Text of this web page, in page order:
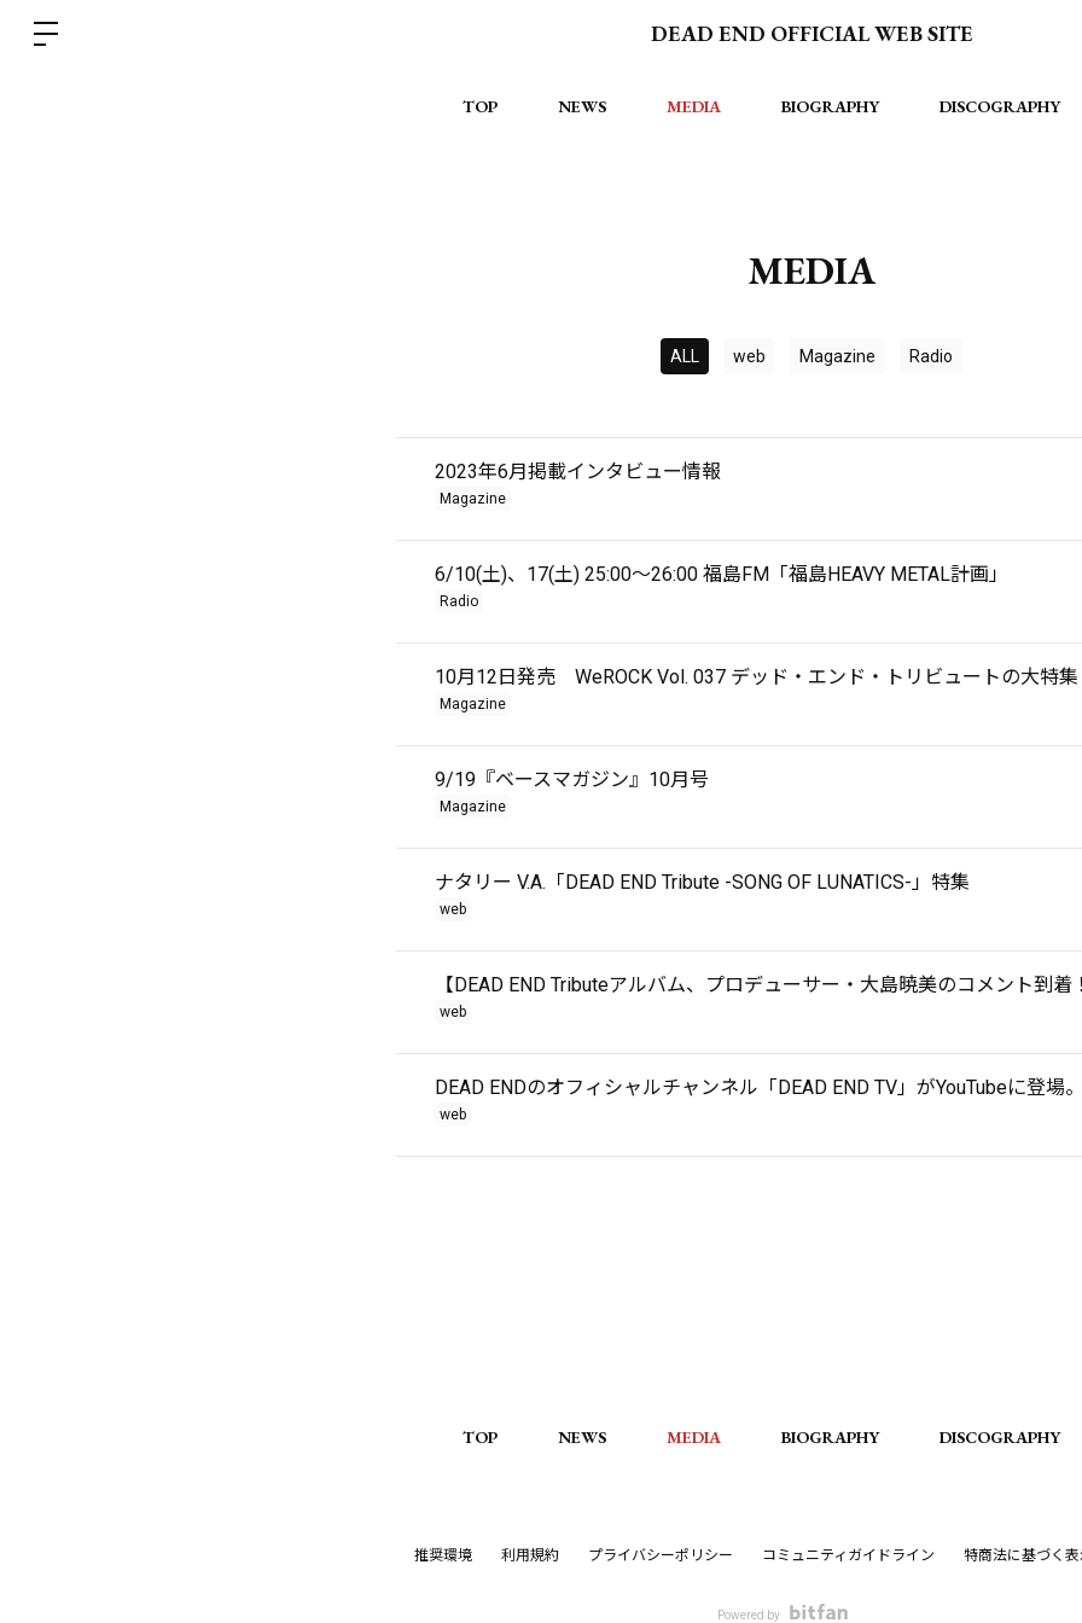
DEAD END OFFICIAL WEB SITE
TOP NEWS MEDIA BIOGRAPHY DISCOGRAPHY
MEDIA
ALL web Magazine Radio
2023年6月掲載インタビュー情報
Magazine
6/10(土)、17(土) 25:00～26:00 福島FM「福島HEAVY METAL計画」
Radio
10月12日発売 WeROCK Vol. 037 デッド・エンド・トリビュートの大特
Magazine
9/19『ベースマガジン』10月号
Magazine
ナタリー V.A.「DEAD END Tribute -SONG OF LUNATICS-」特集
web
【DEAD END Tributeアルバム、プロデューサー・大島暁美のコメント到着
web
DEAD ENDのオフィシャルチャンネル「DEAD END TV」がYouTubeに登場。
web
TOP NEWS MEDIA BIOGRAPHY DISCOGRAPHY
推奨環境 利用規約 プライバシーポリシー コミュニティガイドライン 特商法に基づく表
Powered by